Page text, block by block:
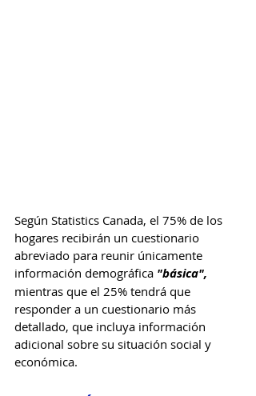
Según Statistics Canada, el 75% de los
hogares recibirán un cuestionario
abreviado para reunir únicamente
información demográfica "básica",
mientras que el 25% tendrá que
responder a un cuestionario más
detallado, que incluya información
adicional sobre su situación social y
económica.